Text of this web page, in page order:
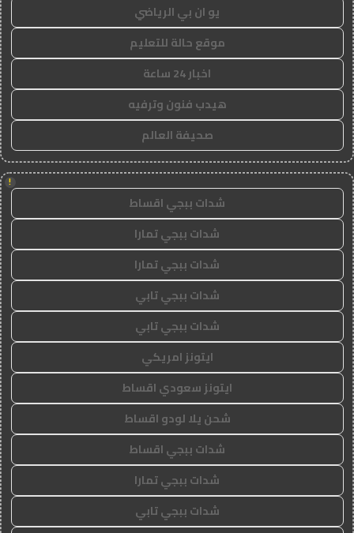
يو ان بي الرياضي
موقع حالة للتعليم
اخبار 24 ساعة
هيدب فنون وترفيه
صحيفة العالم
!
شدات ببجي اقساط
شدات ببجي تمارا
شدات ببجي تمارا
شدات ببجي تابي
شدات ببجي تابي
ايتونز امريكي
ايتونز سعودي اقساط
شحن يلا لودو اقساط
شدات ببجي اقساط
شدات ببجي تمارا
شدات ببجي تابي